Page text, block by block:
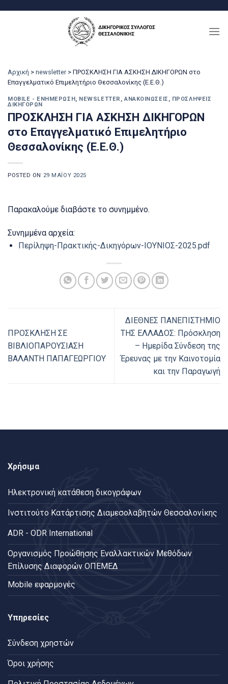
Αρχική > newsletter > ΠΡΟΣΚΛΗΣΗ ΓΙΑ ΑΣΚΗΣΗ ΔΙΚΗΓΟΡΩΝ στο
Επαγγελματικό Επιμελητήριο Θεσσαλονίκης (Ε.Ε.Θ.)
MOBILE - ΕΝΗΜΈΡΩΣΗ, NEWSLETTER ,ΑΝΑΚΟΙΝΏΣΕΙΣ , ΠΡΟΣΛΉΨΕΙΣ
ΔΙΚΗΓΌΡΩΝ
ΠΡΟΣΚΛΗΣΗ ΓΙΑ ΑΣΚΗΣΗ ΔΙΚΗΓΟΡΩΝ
στο Επαγγελματικό Επιμελητήριο
Θεσσαλονίκης (Ε.Ε.Θ.)
POSTED ON 29 ΜΑΪ́ΟΥ 2025
Παρακαλούμε διαβάστε το συνημμένο.
Συνημμένα αρχεία:
Περίληψη-Πρακτικής-Δικηγόρων-ΙΟΥΝΙΟΣ-2025.pdf
ΠΡΟΣΚΛΗΣΗ ΣΕ
ΒΙΒΛΙΟΠΑΡΟΥΣΙΑΣΗ
ΒΑΛΑΝΤΗ ΠΑΠΑΓΕΩΡΓΙΟΥ
ΔΙΕΘΝΕΣ ΠΑΝΕΠΙΣΤΗΜΙΟ
ΤΗΣ ΕΛΛΑΔΟΣ: Πρόσκληση
– Ημερίδα Σύνδεση της
Έρευνας με την Καινοτομία
και την Παραγωγή
Χρήσιμα
Ηλεκτρονική κατάθεση δικογράφων
Ινστιτούτο Κατάρτισης Διαμεσολαβητών Θεσσαλονίκης
ADR - ODR International
Oργανισμός Προώθησης Εναλλακτικών Μεθόδων
Επίλυσης Διαφορών ΟΠΕΜΕΔ
Mobile εφαρμογές
Υπηρεσίες
Σύνδεση χρηστών
Όροι χρήσης